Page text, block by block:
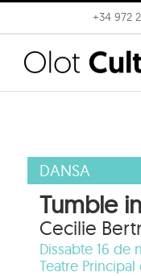
to
content
+34 972
DANSA
Tumble
Cecilie
Dissabte 16 de
Teatre Principal